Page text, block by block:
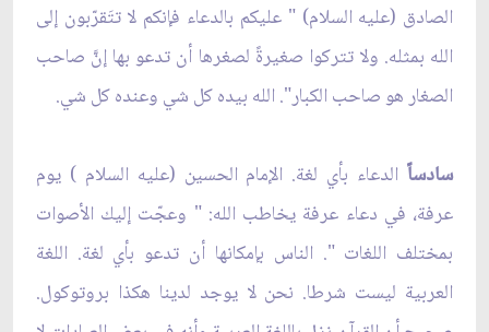
الصادق (عليه السلام) " عليكم بالدعاء فإنكم لا تتَقرّبون إلى
الله بمثله. ولا تتركوا صغيرةً لصغرها أن تدعو بها إنَّ صاحب
الصغار هو صاحب الكبار". الله بيده كل شي وعنده كل شي.
سادساً الدعاء بأي لغة. الإمام الحسين (عليه السلام ) يوم
عرفة، في دعاء عرفة يخاطب الله: " وعجّت إليك الأصوات
بمختلف اللغات ". الناس بإمكانها أن تدعو بأي لغة. اللغة
العربية ليست شرطا. نحن لا يوجد لدينا هكذا بروتوكول.